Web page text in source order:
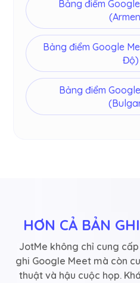
Bảng điểm
Bảng điểm Google
Độ)
Bảng điểm
HƠN CẢ BẢN
JotMe không chỉ cung
ghi Google Meet mà còn
thuật và hậu cuộc họp.